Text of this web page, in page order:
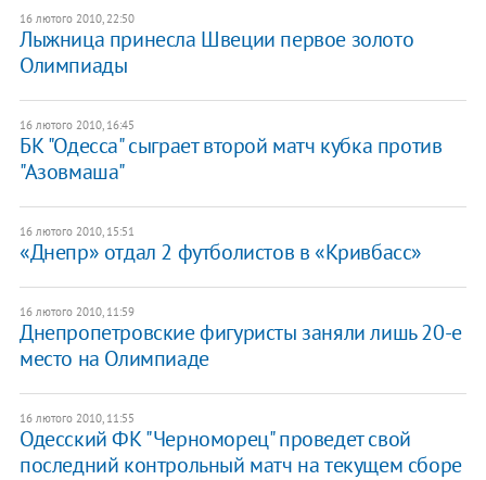
16 лютого 2010, 22:50
Лыжница принесла Швеции первое золото
Олимпиады
16 лютого 2010, 16:45
БК "Одесса" сыграет второй матч кубка против
"Азовмаша"
16 лютого 2010, 15:51
«Днепр» отдал 2 футболистов в «Кривбасс»
16 лютого 2010, 11:59
Днепропетровские фигуристы заняли лишь 20-е
место на Олимпиаде
16 лютого 2010, 11:55
Одесский ФК "Черноморец" проведет свой
последний контрольный матч на текущем сборе